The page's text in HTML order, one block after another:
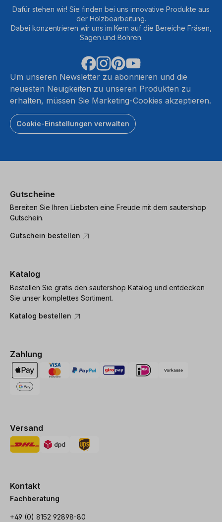
Dafür stehen wir! Sie finden bei uns innovative Produkte aus
der Holzbearbeitung.
Dabei konzentrieren wir uns im Kern auf die Bereiche Fräsen,
Sägen und Bohren.
Um unseren Newsletter zu abonnieren und die
neuesten Neuigkeiten zu unseren Produkten zu
erhalten, müssen Sie Marketing-Cookies akzeptieren.
Cookie-Einstellungen verwalten
Gutscheine
Bereiten Sie Ihren Liebsten eine Freude mit dem sautershop
Gutschein.
Gutschein bestellen
Katalog
Bestellen Sie gratis den sautershop Katalog und entdecken
Sie unser komplettes Sortiment.
Katalog bestellen
Zahlung
Versand
Kontakt
Fachberatung
+49 (0) 8152 92898-80